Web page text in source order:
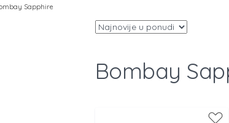
Sapphire
Bombay